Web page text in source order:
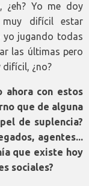
¿eh? Yo me doy
difícil estar
yo jugando todas
las últimas pero
difícil, ¿no?
ahora con estos
que de alguna
de suplencia?
agentes...
que existe hoy
sociales?